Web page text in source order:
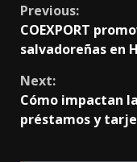
Continue
Reading
Previous:
COEXPORT
salvadoreñas en
Next:
Cómo impactan
préstamos y